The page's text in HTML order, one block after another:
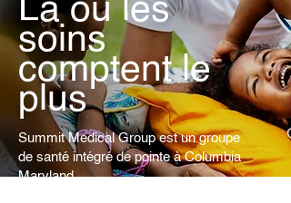
Là où les
soins
comptent le
plus
Summit Medical Group est un groupe
de santé intégré de pointe à Columbia
Maryland